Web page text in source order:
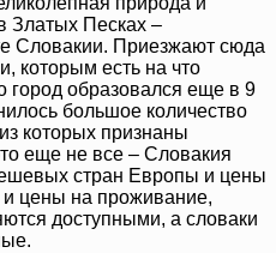
Златых Песках –
Словакии. Приезжают сюда
которым есть на что
город образовался еще в 9
большое количество
которых признаны
еще не все – Словакия
стран Европы и цены
и цены на проживание,
доступными, а словаки